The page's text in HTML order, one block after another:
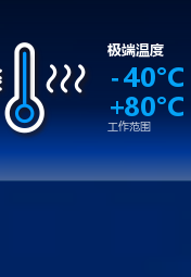
极端温度
-40°C
+80°C
工作范围